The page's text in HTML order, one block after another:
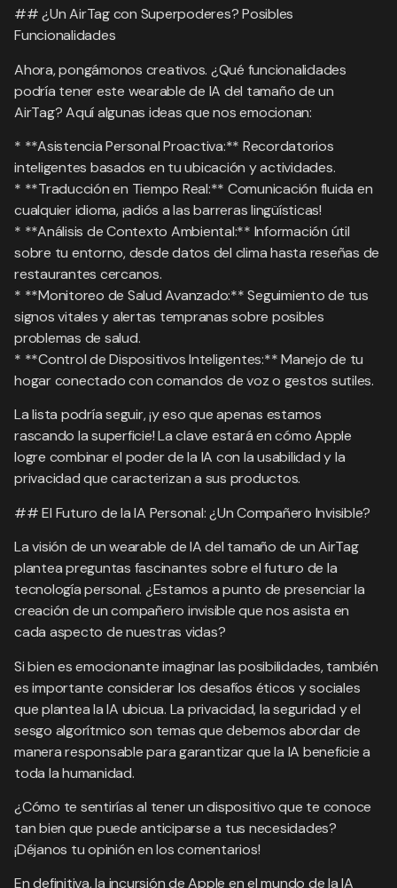
## ¿Un AirTag con Superpoderes? Posibles
Funcionalidades
Ahora, pongámonos creativos. ¿Qué funcionalidades
podría tener este wearable de IA del tamaño de un
AirTag? Aquí algunas ideas que nos emocionan:
* **Asistencia Personal Proactiva:** Recordatorios
inteligentes basados en tu ubicación y actividades.
* **Traducción en Tiempo Real:** Comunicación fluida en
cualquier idioma, ¡adiós a las barreras lingüísticas!
* **Análisis de Contexto Ambiental:** Información útil
sobre tu entorno, desde datos del clima hasta reseñas de
restaurantes cercanos.
* **Monitoreo de Salud Avanzado:** Seguimiento de tus
signos vitales y alertas tempranas sobre posibles
problemas de salud.
* **Control de Dispositivos Inteligentes:** Manejo de tu
hogar conectado con comandos de voz o gestos sutiles.
La lista podría seguir, ¡y eso que apenas estamos
rascando la superficie! La clave estará en cómo Apple
logre combinar el poder de la IA con la usabilidad y la
privacidad que caracterizan a sus productos.
## El Futuro de la IA Personal: ¿Un Compañero Invisible?
La visión de un wearable de IA del tamaño de un AirTag
plantea preguntas fascinantes sobre el futuro de la
tecnología personal. ¿Estamos a punto de presenciar la
creación de un compañero invisible que nos asista en
cada aspecto de nuestras vidas?
Si bien es emocionante imaginar las posibilidades, también
es importante considerar los desafíos éticos y sociales
que plantea la IA ubicua. La privacidad, la seguridad y el
sesgo algorítmico son temas que debemos abordar de
manera responsable para garantizar que la IA beneficie a
toda la humanidad.
¿Cómo te sentirías al tener un dispositivo que te conoce
tan bien que puede anticiparse a tus necesidades?
¡Déjanos tu opinión en los comentarios!
En definitiva, la incursión de Apple en el mundo de la IA